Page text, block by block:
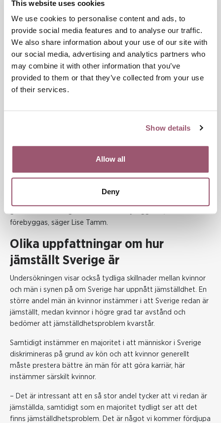
This website uses cookies
We use cookies to personalise content and ads, to
provide social media features and to analyse our traffic.
We also share information about your use of our site with
our social media, advertising and analytics partners who
may combine it with other information that you’ve
provided to them or that they’ve collected from your use
of their services.
Show details
Allow all
Deny
svarsmönstren bland kvinnor och män kvarstår. Eftersom
resultatet dessutom liknar det från vår undersökning från
2019 känner vi oss trygga med att säga att kvinnor i
betydligt högre grad tar avstånd från påståendet, förklarar
SelmaGrans Norgren.
Våld i nära relationer ses som en
När det gäller våld i nära relationer råder däremot nästan
våld i nära relationer är en privatsak som ingen annan ska
lägga sig i. Här finns inga tydliga könsskillnader i svaren.
– Det finns en stark samsyn om att våld i nära relationer inte
är en privatsak. Att så många tydligt tar avstånd från den
förebyggas, säger Lise Tamm.
Olika uppfattningar om hur
jämställt Sverige är
Undersökningen visar också tydliga skillnader mellan kvinnor
och män i synen på om Sverige har uppnått jämställdhet. En
större andel män än kvinnor instämmer i att Sverige redan är
jämställt, medan kvinnor i högre grad tar avstånd och
bedömer att jämställdhetsproblem kvarstår.
Samtidigt instämmer en majoritet i att människor i Sverige
diskrimineras på grund av kön och att kvinnor generellt
måste prestera bättre än män för att göra karriär, här
instämmer särskilt kvinnor.
– Det är intressant att en så stor andel tycker att vi redan är
jämställda, samtidigt som en majoritet tydligt ser att det
finns jämställdhetsproblem. Det är något vi kommer fördjupa